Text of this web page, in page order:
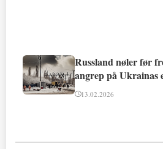
Russland nøler før
angrep på Ukrainas
13.02.2026